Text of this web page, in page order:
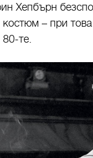
Хепбърн
– при
80-те.